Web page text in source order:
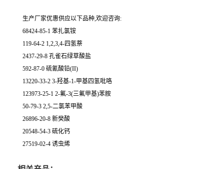
生产厂家优惠供应以下品种,欢迎咨询:
68424-85-1 苯扎氯铵
119-64-2 1,2,3,4-四氢萘
2437-29-8 孔雀石绿草酸盐
592-87-0 硫氰酸铅(II)
13220-33-2 3-羟基-1-甲基四氢吡咯
123973-25-1 2-氟-3(三氟甲基)苯胺
50-79-3 2,5-二氯苯甲酸
26896-20-8 新癸酸
20548-54-3 硫化钙
27519-02-4 诱虫烯